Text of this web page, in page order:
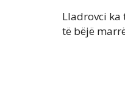
Lladrovci ka
të bëjë